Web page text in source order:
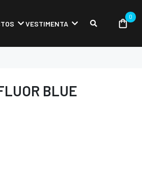
VESTIMENTA
0
BLUE